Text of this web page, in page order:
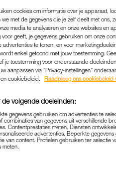
EN
|CULTUUR
cookies om informatie over je apparaat,
met de gegevens die je zelf deelt met ons,
media te analyseren en onze websites en
geeft, je gegevens gebruiken om onze
te tonen, en voor
enkel getoond met jouw toestemming.
toestemming voor onderstaande
aanpassen via “Privacy-instellingen”
cookiebeleid.
Raadpleeg ons cookiebeleid
volgende doeleinden:
gegevens gebruiken om advertenties te
van gegevens uit verschillende
Contentprestaties meten. Diensten
advertenties. Beperkte
van content. Profielen gebruiken ter selectie
meten.